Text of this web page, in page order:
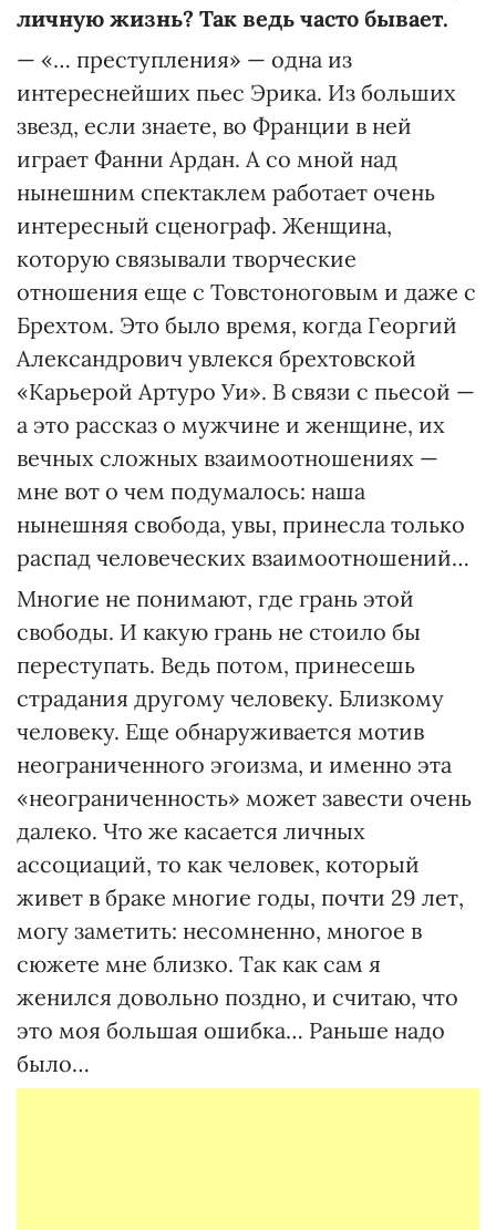
личную жизнь? Так ведь часто бывает.
— «… преступления» — одна из
интереснейших пьес Эрика. Из больших
звезд, если знаете, во Франции в ней
играет Фанни Ардан. А со мной над
нынешним спектаклем работает очень
интересный сценограф. Женщина,
которую связывали творческие
отношения еще с Товстоноговым и даже с
Брехтом. Это было время, когда Георгий
Александрович увлекся брехтовской
«Карьерой Артуро Уи». В связи с пьесой —
а это рассказ о мужчине и женщине, их
вечных сложных взаимоотношениях —
мне вот о чем подумалось: наша
нынешняя свобода, увы, принесла только
распад человеческих взаимоотношений…
Многие не понимают, где грань этой
свободы. И какую грань не стоило бы
переступать. Ведь потом, принесешь
страдания другому человеку. Близкому
человеку. Еще обнаруживается мотив
неограниченного эгоизма, и именно эта
«неограниченность» может завести очень
далеко. Что же касается личных
ассоциаций, то как человек, который
живет в браке многие годы, почти 29 лет,
могу заметить: несомненно, многое в
сюжете мне близко. Так как сам я
женился довольно поздно, и считаю, что
это моя большая ошибка… Раньше надо
было…